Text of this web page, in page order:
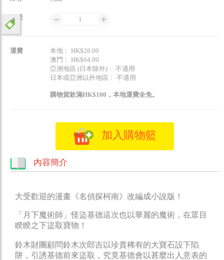
數量 1
運費
本地﹕ HK$28.00
澳門﹕ HK$64.00
亞洲地區 (日本除外)﹕ 不適用
日本或亞洲以外地區﹕ 不適用
購物貨款滿HK$100，本地運費全免。
加入購物籃
內容簡介
大受歡迎的漫畫《名偵探柯南》改編成小說版！
「月下魔術師」怪盜基德這次也以華麗的魔術，在眾目
睽睽之下盜取寶物！
鈴木財團顧問鈴木次郎吉以珍貴稀有的大寶石設下陷
阱，引誘基德前來盜取，究竟基德會以甚麼出人意表的